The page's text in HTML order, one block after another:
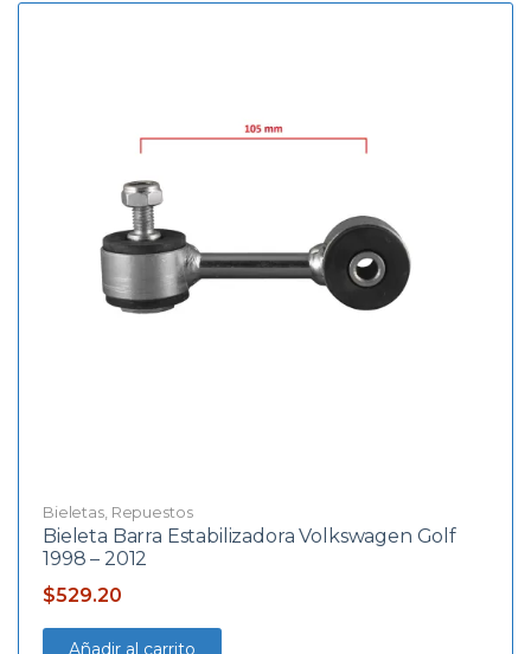
Bieletas, Repuestos
Bieleta Barra Estabilizadora Volkswagen Golf
1998 – 2012
$529.20
Añadir al carrito